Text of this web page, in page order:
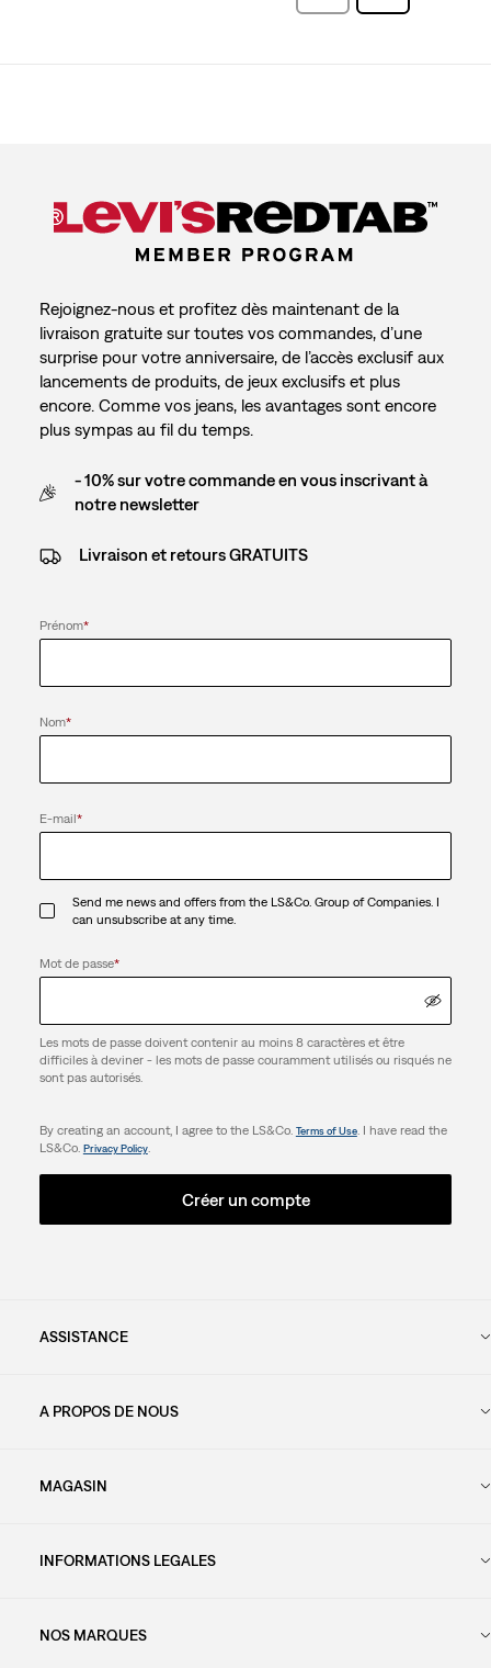
avis
Rejoignez-nous et profitez dès maintenant de la
livraison gratuite sur toutes vos commandes, d’une
surprise pour votre anniversaire, de l’accès exclusif aux
lancements de produits, de jeux exclusifs et plus
encore. Comme vos jeans, les avantages sont encore
plus sympas au fil du temps.
- 10% sur votre commande en vous inscrivant à
notre newsletter
Livraison et retours GRATUITS
Prénom*
Nom*
E-mail*
Send me news and offers from the LS&Co. Group of Companies. I
can unsubscribe at any time.
Mot de passe*
Les mots de passe doivent contenir au moins 8 caractères et être
difficiles à deviner - les mots de passe couramment utilisés ou risqués ne
sont pas autorisés.
By creating an account, I agree to the LS&Co. Terms of Use. I have read the
LS&Co. Privacy Policy.
Créer un compte
ASSISTANCE
A PROPOS DE NOUS
MAGASIN
INFORMATIONS LEGALES
NOS MARQUES